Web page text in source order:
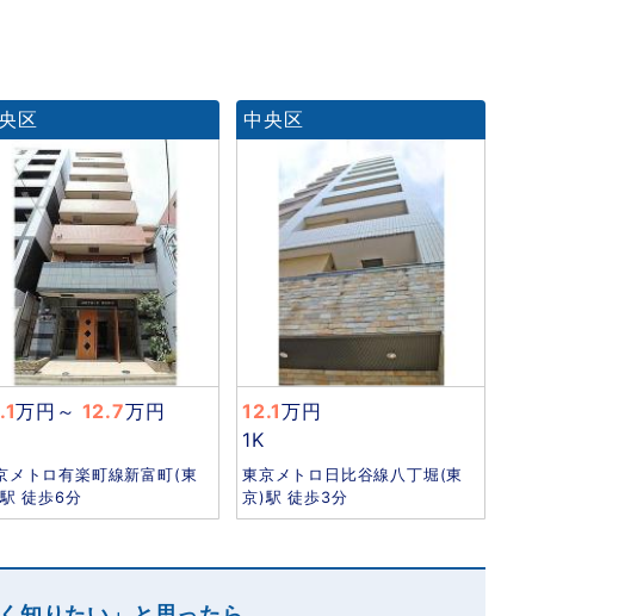
区
万円 ～ 12.7万円
メトロ有楽町線新富町(東
徒歩6分
中央区
12.1万円
1K
東京メトロ日比谷線八丁堀(東
京)駅 徒歩3分